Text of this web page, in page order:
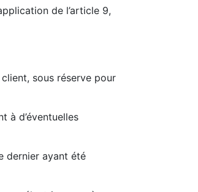
de l’article 9,
sous réserve pour
à d’éventuelles
dernier ayant été